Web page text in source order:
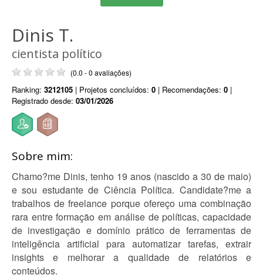
Dinis T.
cientista político
(0.0 - 0 avaliações)
Ranking: 3212105 | Projetos concluídos: 0 | Recomendações: 0 |
Registrado desde: 03/01/2026
Sobre mim:
Chamo?me Dinis, tenho 19 anos (nascido a 30 de maio)
e sou estudante de Ciência Política. Candidate?me a
trabalhos de freelance porque ofereço uma combinação
rara entre formação em análise de políticas, capacidade
de investigação e domínio prático de ferramentas de
inteligência artificial para automatizar tarefas, extrair
insights e melhorar a qualidade de relatórios e
conteúdos.